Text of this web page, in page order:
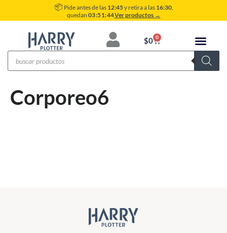
📦 Pide antes de las 12:45y retira a las 16:30,
quedan 03:51:44Ver productos →
$0 0
Corporeo6